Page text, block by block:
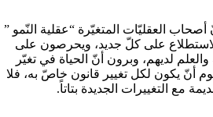
العقليّات المتغيّرة “عقلية النّمو ”
على كلّ جديد، ويحرصون على
لديهم، وبرون أنّ الحياة في تغيّر
أنّ يكون لكل تغيير قانون خاصّ به، فلا
مع التغييرات الجديدة بتاتاً.